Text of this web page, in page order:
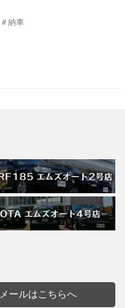
＃納車
メールはこちらへ